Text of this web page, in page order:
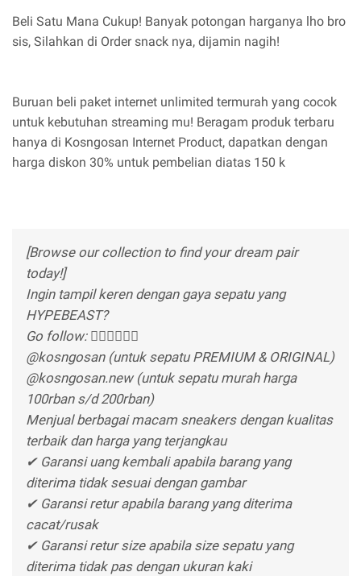
Beli Satu Mana Cukup! Banyak potongan harganya lho bro
sis, Silahkan di Order snack nya, dijamin nagih!
Buruan beli paket internet unlimited termurah yang cocok
untuk kebutuhan streaming mu! Beragam produk terbaru
hanya di Kosngosan Internet Product, dapatkan dengan
harga diskon 30% untuk pembelian diatas 150 k
[Browse our collection to find your dream pair
today!]
Ingin tampil keren dengan gaya sepatu yang
HYPEBEAST?
Go follow: 👇🏻👇🏻👇🏻
@kosngosan (untuk sepatu PREMIUM & ORIGINAL)
@kosngosan.new (untuk sepatu murah harga
100rban s/d 200rban)
Menjual berbagai macam sneakers dengan kualitas
terbaik dan harga yang terjangkau
✔ Garansi uang kembali apabila barang yang
diterima tidak sesuai dengan gambar
✔ Garansi retur apabila barang yang diterima
cacat/rusak
✔ Garansi retur size apabila size sepatu yang
diterima tidak pas dengan ukuran kaki